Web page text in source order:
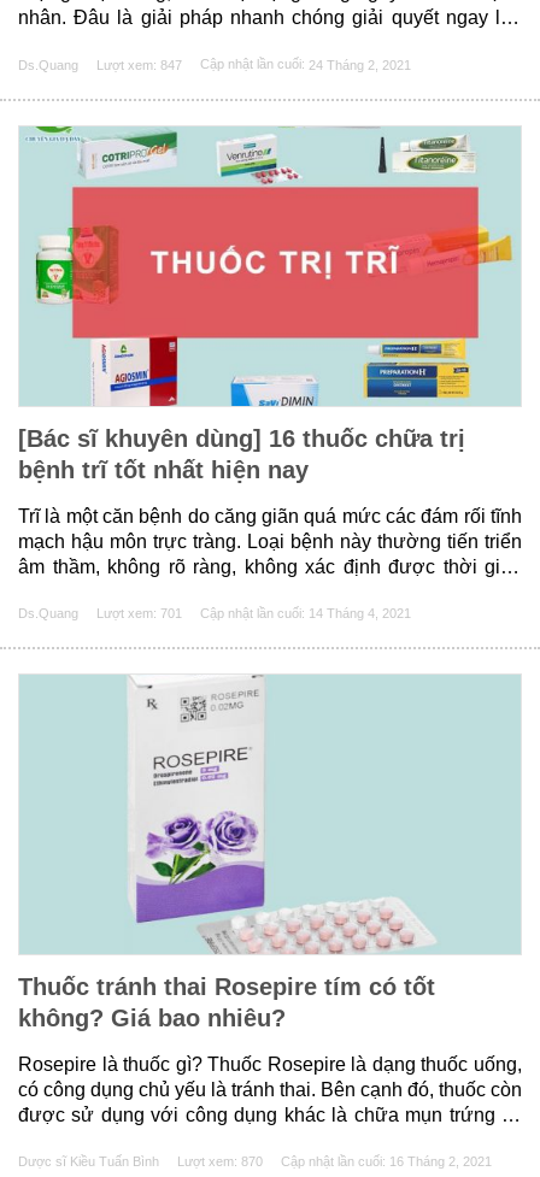
nhân. Đâu là giải pháp nhanh chóng giải quyết ngay lập
xin đưa ra thông tin về một sản phẩm có thể......
Ds.Quang Lượt xem: 847 Cập nhật lần cuối: 24 Tháng 2, 2021
[Bác sĩ khuyên dùng] 16 thuốc chữa trị
bệnh trĩ tốt nhất hiện nay
Trĩ là một căn bệnh do căng giãn quá mức các đám rối tĩnh
mạch hậu môn trực tràng. Loại bệnh này thường tiến triển
âm thầm, không rõ ràng, không xác định được thời gian
chúng tôi tìm hiểu về các thuốc......
Ds.Quang Lượt xem: 701 Cập nhật lần cuối: 14 Tháng 4, 2021
Thuốc tránh thai Rosepire tím có tốt
không? Giá bao nhiêu?
Rosepire là thuốc gì? Thuốc Rosepire là dạng thuốc uống,
có công dụng chủ yếu là tránh thai. Bên cạnh đó, thuốc còn
được sử dụng với công dụng khác là chữa mụn trứng cá
nguyệt (hội chứng PMDD) xảy ra ở......
Dược sĩ Kiều Tuấn Bình Lượt xem: 870 Cập nhật lần cuối: 16 Tháng 2, 2021